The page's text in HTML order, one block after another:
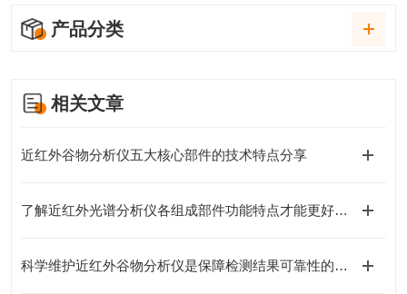
产品分类
相关文章
近红外谷物分析仪五大核心部件的技术特点分享
了解近红外光谱分析仪各组成部件功能特点才能更好的使用它
科学维护近红外谷物分析仪是保障检测结果可靠性的关键